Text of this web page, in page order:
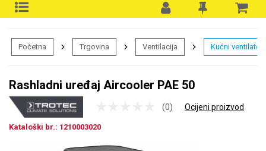
Početna Trgovina Ventilacija Kućni ventilatori
Rashladni uređaj Aircooler PAE 50
(0) Ocijeni proizvod
Kataloški br.: 1210003020